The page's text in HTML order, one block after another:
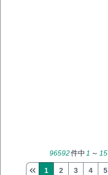
96592件中 1 ～ 15
1 2 3 4 5